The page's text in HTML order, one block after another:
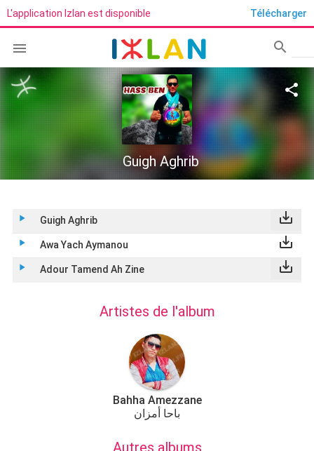
L'application Izlan est disponible Télécharger
 search
Guigh Aghrib
play_arrow Guigh Aghrib save_alt
play_arrow Awa Yach Aymanou save_alt
play_arrow Adour Tamend Ah Zine save_alt
Artistes de l'album
Bahha Amezzane
باحا أمزان
Autres albums
share